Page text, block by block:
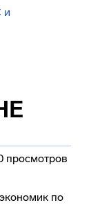
и
просмотров